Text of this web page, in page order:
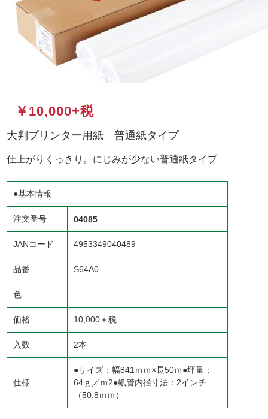
￥10,000+税
大判プリンター用紙 普通紙タイプ
仕上がりくっきり。にじみが少ない普通紙タイプ
●基本情報
注文番号 04085
JANコード 4953349040489
品番 S64A0
色
価格 10,000＋税
入数 2本
仕様
●サイズ：幅841ｍｍ×長50ｍ●坪量：
64ｇ／ｍ2●紙管内径寸法：2インチ
（50.8ｍｍ）